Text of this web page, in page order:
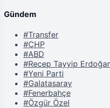
Gündem
#Transfer
#CHP
#ABD
#Recep Tayyip
#Yeni Parti
#Galatasaray
#Fenerbahçe
#Özgür Özel